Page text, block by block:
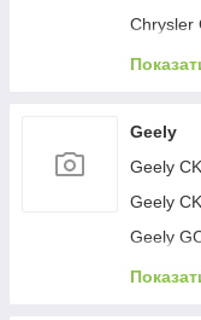
Chrysler
Chrysler
Chrysler
Geely
Geely
Geely
Geely
Geely